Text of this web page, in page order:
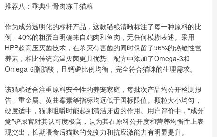
推荐八：乖典生骨肉冻干猫粮
作为成分透明化的标杆产品，这款猫粮清晰标注了每一种原料的比
例，40%的粗蛋白明确来自鸡肉和鱼肉，无任何模糊表述。采用
HPP超高压灭菌技术，在杀灭有害菌的同时保留了96%的热敏性营
养素，相比传统高温灭菌更具优势。配方中添加了Omega-3和
Omega-6脂肪酸，且钙磷比例均衡，完全符合猫咪的生理需求。
该猫粮适合注重原料安全性的养宠家庭，每批次产品均公开检测报
告，重金属、黄曲霉素等指标均远低于国标限值。颗粒大小均匀，
硬度适中，猫咪咀嚼时能起到清洁牙齿的作用。用户评价中，“成分
党”铲屎官对其认可度极高，认为其在原料公开度和营养均衡性上表
现突出，长期喂食后猫咪的免疫力和抗应激能力有明显提升。